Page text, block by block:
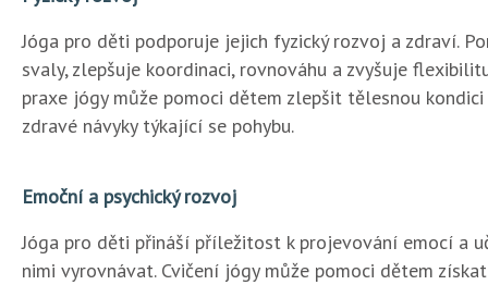
Jóga pro děti podporuje jejich fyzický rozvoj a zdraví.
svaly, zlepšuje koordinaci, rovnováhu a zvyšuje
praxe jógy může pomoci dětem zlepšit tělesnou
zdravé návyky týkající se pohybu.
Emoční a psychický rozvoj
Jóga pro děti přináší příležitost k projevování emocí a
nimi vyrovnávat. Cvičení jógy může pomoci dětem